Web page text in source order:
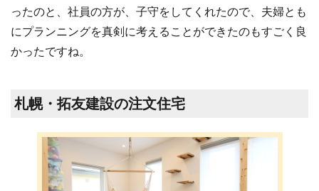
ったのと、社員の方が、子守をしてくれたので、夫婦とも
にプランニングを真剣に考えることができたのもすごく良
かったですね。
札幌・拓友建設の注文住宅